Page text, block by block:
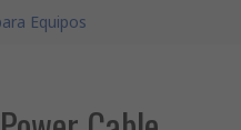
Equipos